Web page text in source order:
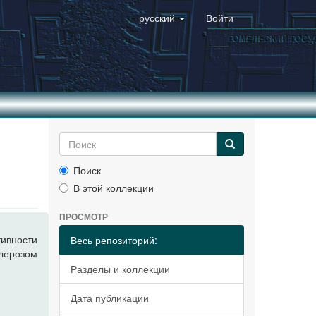
русский Войти
Поиск
В этой коллекции
ПРОСМОТР
Весь репозиторий:
Разделы и коллекции
Дата публикации